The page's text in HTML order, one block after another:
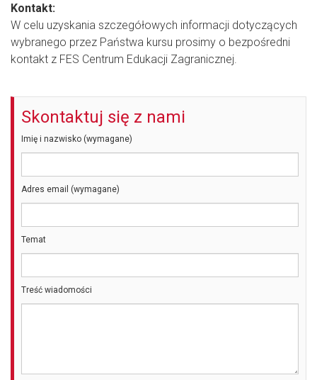
Kontakt:
W celu uzyskania szczegółowych informacji dotyczących
wybranego przez Państwa kursu prosimy o bezpośredni
kontakt z FES Centrum Edukacji Zagranicznej.
Skontaktuj się z nami
Imię i nazwisko (wymagane)
Adres email (wymagane)
Temat
Treść wiadomości